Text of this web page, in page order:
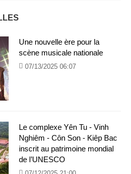
Une nouvelle ère pour la
scène musicale nationale
07/13/2025 06:07
Le complexe Yên Tu - Vinh
Nghiêm - Côn Son - Kiêp Bac
inscrit au patrimoine mondial
de l’UNESCO